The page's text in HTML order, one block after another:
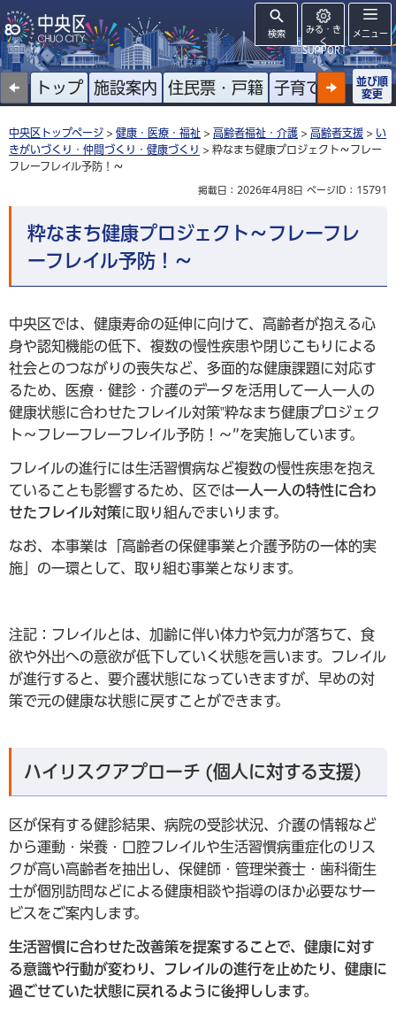
検索
みる・き
く
SUPPORT
メニュー
トップ 施設案内 住民票・戸籍 子育て 高齢者
並び順
変更
中央区トップページ > 健康・医療・福祉 > 高齢者福祉・介護 > 高齢者支援 > い
きがいづくり・仲間づくり・健康づくり > 粋なまち健康プロジェクト～フレー
フレーフレイル予防！～
掲載日：2026年4月8日 ページID：15791
粋なまち健康プロジェクト～フレーフレ
ーフレイル予防！～
中央区では、健康寿命の延伸に向けて、高齢者が抱える心
身や認知機能の低下、複数の慢性疾患や閉じこもりによる
社会とのつながりの喪失など、多面的な健康課題に対応す
るため、医療・健診・介護のデータを活用して一人一人の
健康状態に合わせたフレイル対策‟粋なまち健康プロジェク
ト～フレーフレーフレイル予防！～”を実施しています。
フレイルの進行には生活習慣病など複数の慢性疾患を抱え
ていることも影響するため、区では一人一人の特性に合わ
せたフレイル対策に取り組んでまいります。
なお、本事業は「高齢者の保健事業と介護予防の一体的実
施」の一環として、取り組む事業となります。
注記：フレイルとは、加齢に伴い体力や気力が落ちて、食
欲や外出への意欲が低下していく状態を言います。フレイル
が進行すると、要介護状態になっていきますが、早めの対
策で元の健康な状態に戻すことができます。
ハイリスクアプローチ (個人に対する支援)
区が保有する健診結果、病院の受診状況、介護の情報など
から運動・栄養・口腔フレイルや生活習慣病重症化のリス
クが高い高齢者を抽出し、保健師・管理栄養士・歯科衛生
士が個別訪問などによる健康相談や指導のほか必要なサー
ビスをご案内します。
生活習慣に合わせた改善策を提案することで、健康に対す
る意識や行動が変わり、フレイルの進行を止めたり、健康に
過ごせていた状態に戻れるように後押しします。